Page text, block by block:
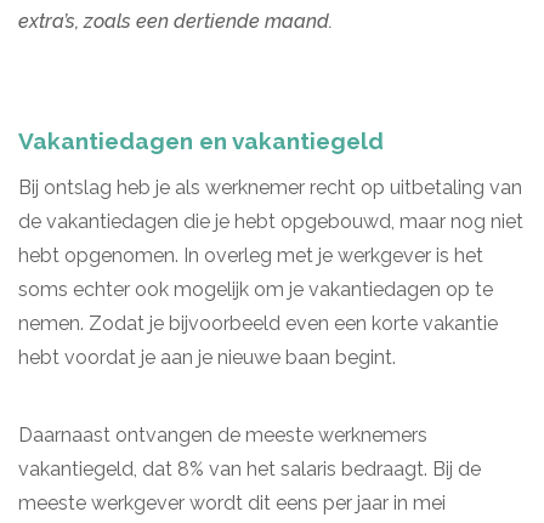
extra’s, zoals een dertiende maand.
Vakantiedagen en vakantiegeld
Bij ontslag heb je als werknemer recht op uitbetaling van
de vakantiedagen die je hebt opgebouwd, maar nog niet
hebt opgenomen. In overleg met je werkgever is het
soms echter ook mogelijk om je vakantiedagen op te
nemen. Zodat je bijvoorbeeld even een korte vakantie
hebt voordat je aan je nieuwe baan begint.
Daarnaast ontvangen de meeste werknemers
vakantiegeld, dat 8% van het salaris bedraagt. Bij de
meeste werkgever wordt dit eens per jaar in mei